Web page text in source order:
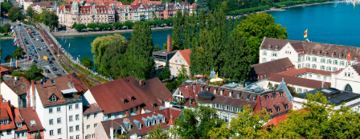
ASIA
ORIENTE